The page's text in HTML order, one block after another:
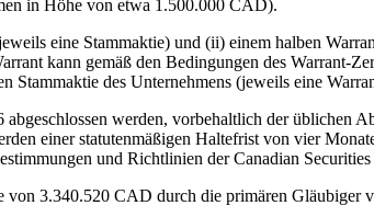
in Höhe von etwa 1.500.000 CAD).
eine Stammaktie) und (ii) einem halben
kann gemäß den Bedingungen des Warrant-
des Unternehmens (jeweils eine
werden, vorbehaltlich der üblichen
einer statutenmäßigen Haltefrist von vier
und Richtlinien der Canadian
3.340.520 CAD durch die primären Gläubiger